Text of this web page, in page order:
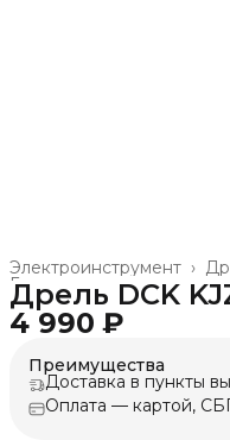
Электроинструмент ›
Главная ›
Дрель DCK
4 990 ₽
Преимущества
Доставка в пункты
Оплата — картой,